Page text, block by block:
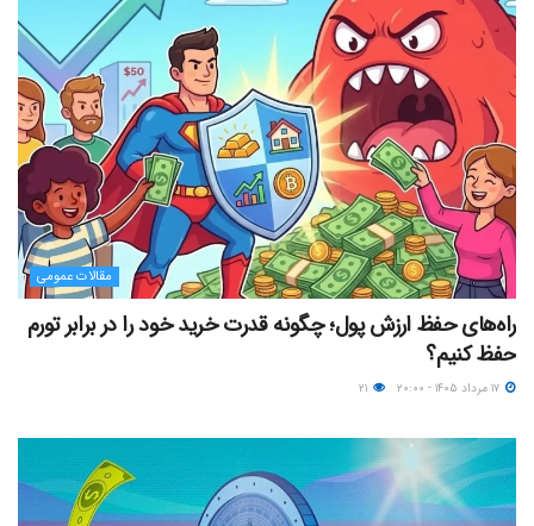
مقالات عمومی
راه‌های حفظ ارزش پول؛ چگونه قدرت خرید خود را در برابر تورم
حفظ کنیم؟